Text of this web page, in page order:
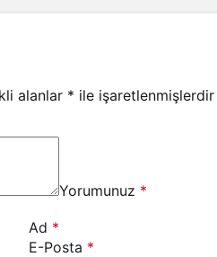
alanlar * ile işaretlenmişlerdir
Yorumunuz *
Ad *
E-Posta *